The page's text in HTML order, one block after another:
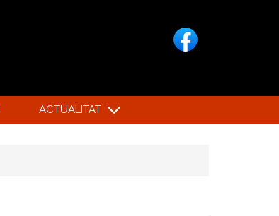
ACTUALITAT